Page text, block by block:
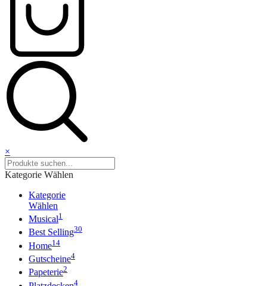
×
Kategorie Wählen
Kategorie
Wählen
Musical1
Best Selling30
Home14
Gutscheine4
Papeterie2
4